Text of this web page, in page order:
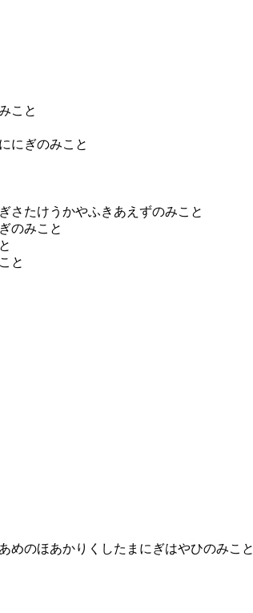
こと
にぎのみこと
さたけうかやふきあえずのみこと
のみこと
と
めのほあかりくしたまにぎはやひのみこと